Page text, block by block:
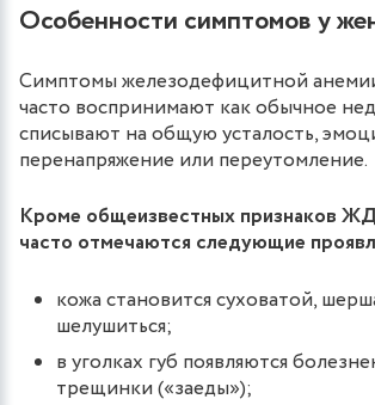
Особенности симптомов у
Симптомы железодефицитной
часто воспринимают как обычное
списывают на общую усталость,
перенапряжение или переутомление.
Кроме общеизвестных признаков
часто отмечаются следующие
кожа становится суховатой,
шелушиться;
в уголках губ появляются
трещинки («заеды»);